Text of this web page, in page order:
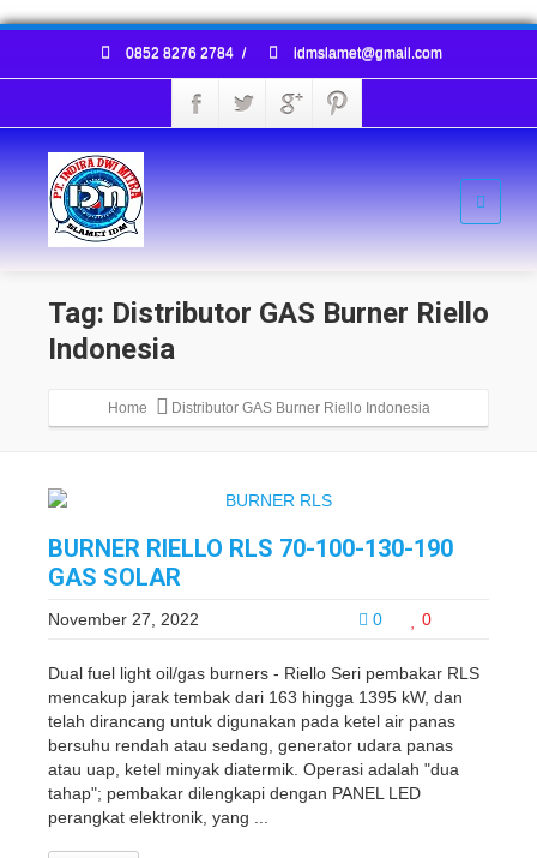
0852 8276 2784 / idmslamet@gmail.com
Tag: Distributor GAS Burner Riello
Indonesia
Home Distributor GAS Burner Riello Indonesia
BURNER RIELLO RLS 70-100-130-190
GAS SOLAR
0 0
November 27, 2022
Dual fuel light oil/gas burners - Riello Seri pembakar RLS
mencakup jarak tembak dari 163 hingga 1395 kW, dan
telah dirancang untuk digunakan pada ketel air panas
bersuhu rendah atau sedang, generator udara panas
atau uap, ketel minyak diatermik. Operasi adalah "dua
tahap"; pembakar dilengkapi dengan PANEL LED
perangkat elektronik, yang ...